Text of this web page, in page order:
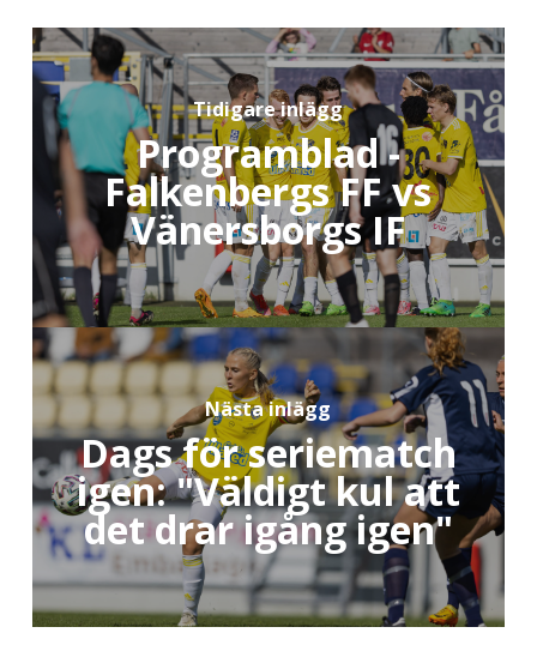
Tidigare inlägg
Programblad -
Falkenbergs FF vs
Vänersborgs IF
Nästa inlägg
Dags för seriematch
igen: "Väldigt kul att
det drar igång igen"